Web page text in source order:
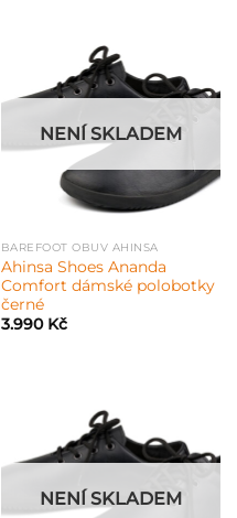
NENÍ SKLADEM
BAREFOOT OBUV AHINSA
Ahinsa Shoes Ananda
Comfort dámské polobotky
černé
3.990 Kč
NENÍ SKLADEM